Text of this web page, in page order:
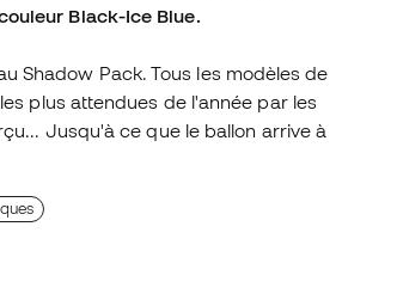
Black-Ice Blue.
Shadow Pack. Tous les modèles de
plus attendues de l'année par les
Jusqu'à ce que le ballon arrive à